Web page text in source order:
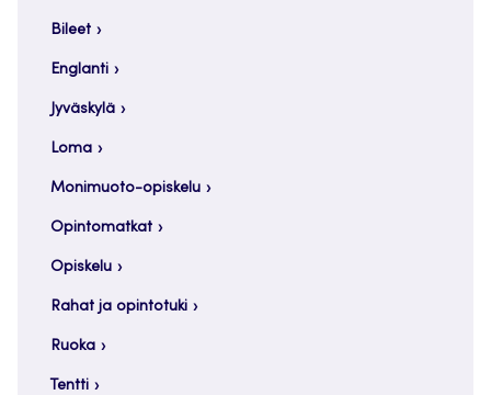
Bileet
Englanti
Jyväskylä
Loma
Monimuoto-opiskelu
Opintomatkat
Opiskelu
Rahat ja opintotuki
Ruoka
Tentti